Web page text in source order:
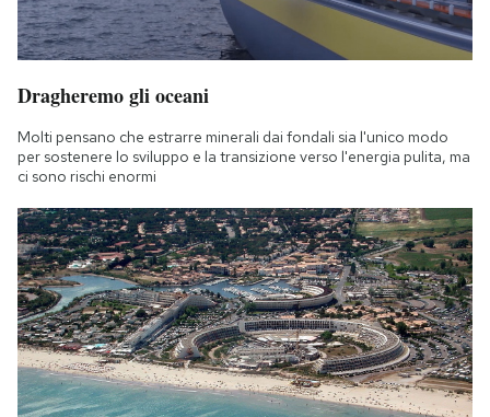
Dragheremo gli oceani
Molti pensano che estrarre minerali dai fondali sia l'unico modo
per sostenere lo sviluppo e la transizione verso l'energia pulita, ma
ci sono rischi enormi